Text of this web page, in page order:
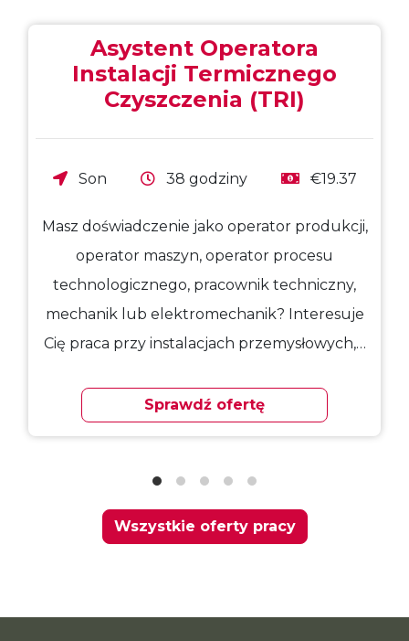
Asystent Operatora
Instalacji Termicznego
Czyszczenia (TRI)
Son 38 godziny €19.37
Masz doświadczenie jako operator produkcji,
operator maszyn, operator procesu
technologicznego, pracownik techniczny,
mechanik lub elektromechanik? Interesuje
Cię praca przy instalacjach przemysłowych,…
Sprawdź ofertę
Wszystkie oferty pracy